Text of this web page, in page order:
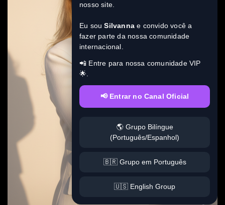
nosso site.
Eu souSilvanna e convido você a
fazer parte da nossa comunidade
internacional.
📲 Entre para nossa comunidade VIP
🌟.
📢 Entrar no Canal Oficial
🌎 Grupo Bilíngue
(Português/Espanhol)
🇧🇷 Grupo em Português
🇺🇸 English Group